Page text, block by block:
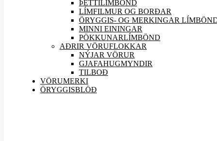
ÞÉTTILÍMBÖND
LÍMFILMUR OG BORÐAR
ÖRYGGIS- OG MERKINGAR
MINNI EININGAR
PÖKKUNARLÍMBÖND
AÐRIR VÖRUFLOKKAR
NÝJAR VÖRUR
GJAFAHUGMYNDIR
TILBOÐ
VÖRUMERKI
ÖRYGGISBLÖÐ